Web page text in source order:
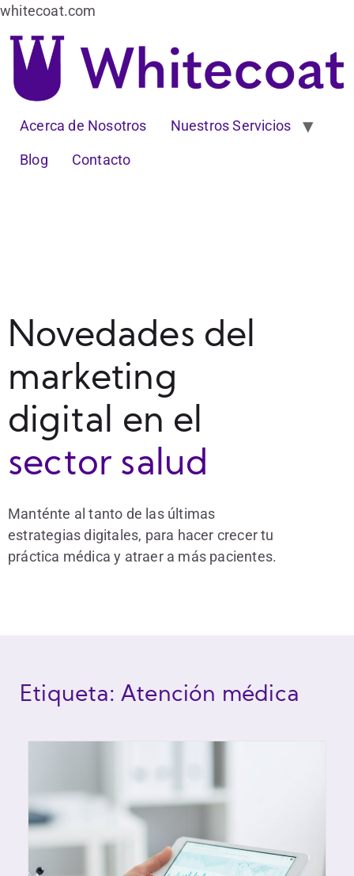
whitecoat.com
Acerca de Nosotros Nuestros Servicios
Blog Contacto
Novedades del
marketing
digital en el
sector salud
Manténte al tanto de las últimas
estrategias digitales, para hacer crecer tu
práctica médica y atraer a más pacientes.
Etiqueta: Atención médica